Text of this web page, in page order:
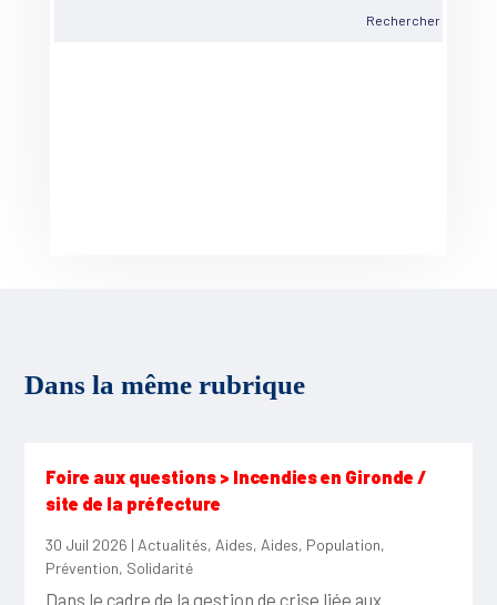
Dans la même rubrique
Foire aux questions > Incendies en Gironde /
site de la préfecture
30 Juil 2026 | Actualités, Aides, Aides, Population,
Prévention, Solidarité
Dans le cadre de la gestion de crise liée aux